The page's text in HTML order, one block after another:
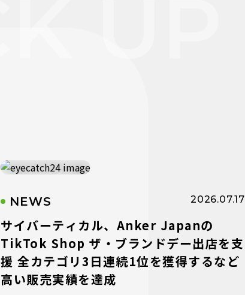
NEWS 2026.07.17
サイバーティカル、Anker Japanの
TikTok Shop ザ・ブランドデー出店を支
援 全カテゴリ3日連続1位を獲得するなど
高い販売実績を達成